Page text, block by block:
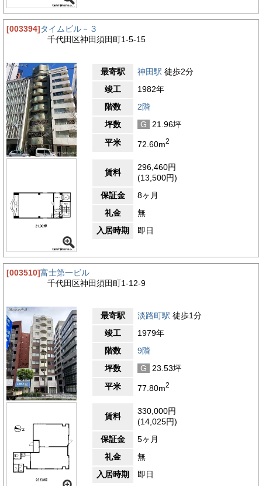
[003394]タイムビル－３
千代田区神田須田町1-5-15
最寄駅 神田駅 徒歩2分
竣工
1982年
階数
2階
坪数
G
21.96坪
平米
72.60m2
賃料
296,460円
(13,500円)
保証金
8ヶ月
礼金
無
入居時期
即日
[003510]富士第一ビル
千代田区神田須田町1-12-9
最寄駅 淡路町駅 徒歩1分
竣工
1979年
階数
9階
坪数
G
23.53坪
平米
77.80m2
賃料
330,000円
(14,025円)
保証金
5ヶ月
礼金
無
入居時期
即日